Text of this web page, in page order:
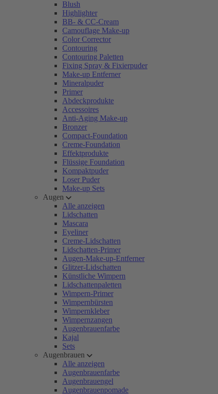
Blush
Highlighter
BB- & CC-Cream
Camouflage Make-up
Color Corrector
Contouring
Contouring Paletten
Fixing Spray & Fixierpuder
Make-up Entferner
Mineralpuder
Primer
Abdeckprodukte
Accessoires
Anti-Aging Make-up
Bronzer
Compact-Foundation
Creme-Foundation
Effektprodukte
Flüssige Foundation
Kompaktpuder
Loser Puder
Make-up Sets
Augen
Alle anzeigen
Lidschatten
Mascara
Eyeliner
Creme-Lidschatten
Lidschatten-Primer
Augen-Make-up-Entferner
Glitzer-Lidschatten
Künstliche Wimpern
Lidschattenpaletten
Wimpern-Primer
Wimpernbürsten
Wimpernkleber
Wimpernzangen
Augenbrauenfarbe
Kajal
Sets
Augenbrauen
Alle anzeigen
Augenbrauenfarbe
Augenbrauengel
Augenbrauenpomade